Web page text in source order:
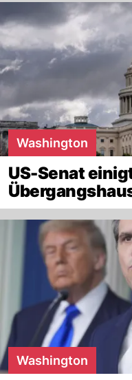
Washington
US-Senat
Washington